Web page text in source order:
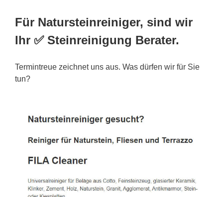
Für Natursteinreiniger, sind wir
Ihr ✅ Steinreinigung Berater.
Termintreue zeichnet uns aus. Was dürfen wir für Sie
tun?